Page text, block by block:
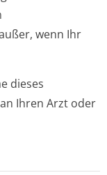
wenn Ihr
dieses
Ihren Arzt oder